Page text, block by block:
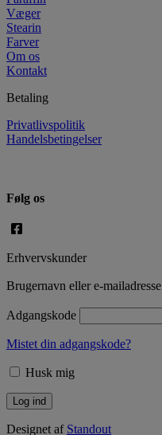
Væger
Stearin
Farver
Om os
Kontakt
Betaling
Privatlivspolitik
Handelsbetingelser
Følg os
Erhvervskunder
Brugernavn eller e-mailadresse
Adgangskode
Mistet din adgangskode?
Husk mig
Designet af Standout